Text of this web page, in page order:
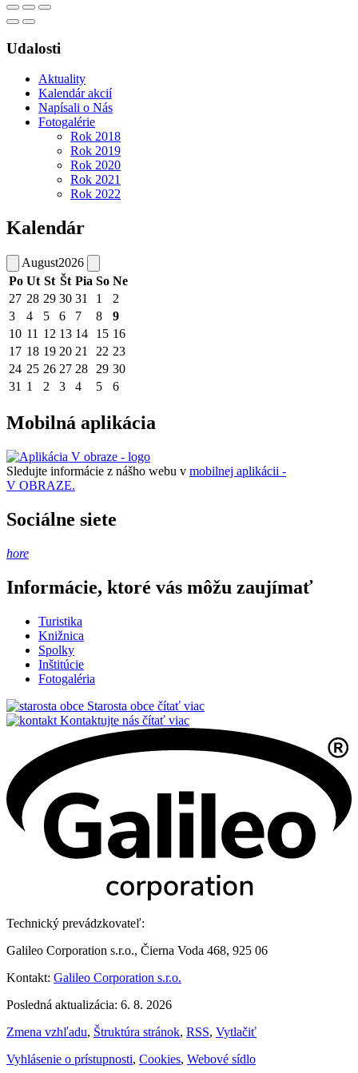
Udalosti
Aktuality
Kalendár akcií
Napísali o Nás
Fotogalérie
Rok 2018
Rok 2019
Rok 2020
Rok 2021
Rok 2022
Kalendár
August2026
Po Ut St Št Pia So Ne
27 28 29 30 31 1
2
3
4 5 6 7 8
9
10 11 12 13 14 15 16
17 18 19 20 21 22 23
24 25 26 27 28 29 30
31 1 2 3 4 5 6
Mobilná aplikácia
Sledujte informácie z nášho webu v mobilnej aplikácii -
V OBRAZE.
Sociálne siete
hore
Informácie, ktoré vás môžu zaujímať
Turistika
Knižnica
Spolky
Inštitúcie
Fotogaléria
Starosta obce čítať viac
Kontaktujte nás čítať viac
Technický prevádzkovateľ:
Galileo Corporation s.r.o., Čierna Voda 468, 925 06
Kontakt: Galileo Corporation s.r.o.
Posledná aktualizácia: 6. 8. 2026
Zmena vzhľadu, Štruktúra stránok, RSS, Vytlačiť
Vyhlásenie o prístupnosti, Cookies, Webové sídlo